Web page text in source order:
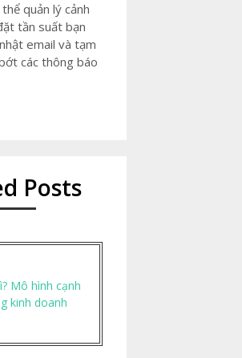
quản lý cảnh
tần suất bạn
email và tạm
các thông báo
Posts
Mô hình cạnh
kinh doanh